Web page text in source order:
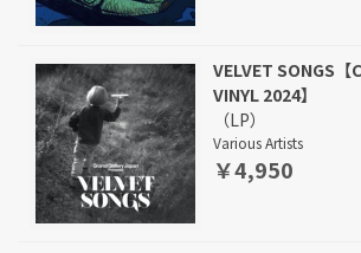
VELVET SONGS【
VINYL 2024】
（LP）
Various Artists
￥4,950